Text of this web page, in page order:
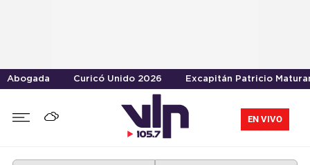
Abogada Curicó Unido 2026 Excapitán Patricio
EN VIVO